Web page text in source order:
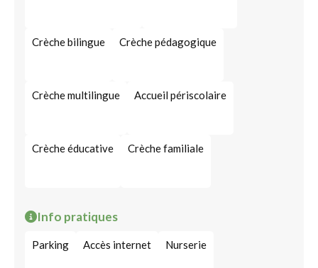
Crèche bilingue Crèche pédagogique
Crèche multilingue Accueil périscolaire
Crèche éducative Crèche familiale
Info pratiques
Parking Accès internet Nurserie